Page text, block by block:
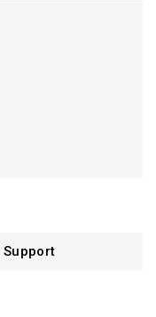
Support